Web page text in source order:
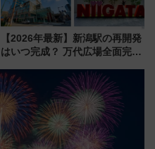
【2026年最新】新潟駅の再開発
はいつ完成？ 万代広場全面完成
開発、バスタ新潟構想まで徹底
解説！